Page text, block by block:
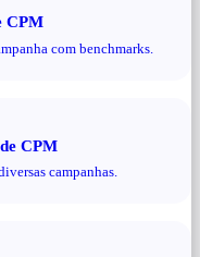
CPM
com benchmarks.
CPM
campanhas.